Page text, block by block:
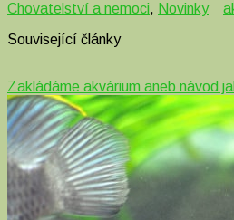
Chovatelství a nemoci, Novinky
Související články
Zakládáme akvárium aneb návod